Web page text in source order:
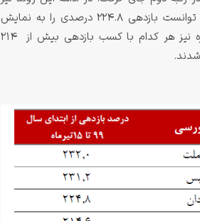
رتبه سوم به صندوق قابل معامله تجارت شاخصی کاردان تعلق گرفت که توانست بازدهی 224.8 درصدی را به نمایش
گذارد. دو صندوق سرو سودمند مدبران و شاخص سی شرکت بزرگ فیروزه نیز هر کدام با کسب بازدهی بیش از 214